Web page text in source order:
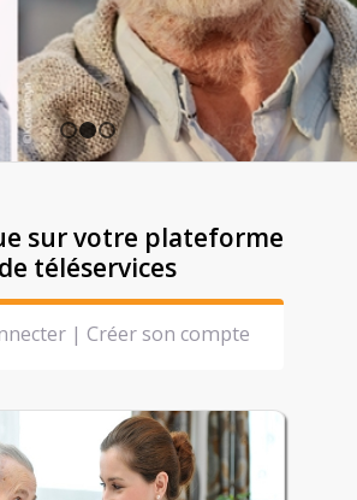
1 2 3
sur votre plateforme
de téléservices
| Créer son compte